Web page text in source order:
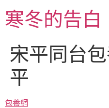
至
主寒冬的告白
宋平同台
平
包養網